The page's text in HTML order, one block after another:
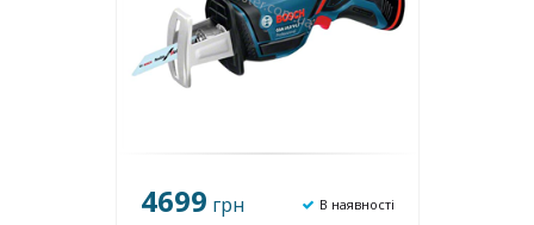
4699 грн В наявності